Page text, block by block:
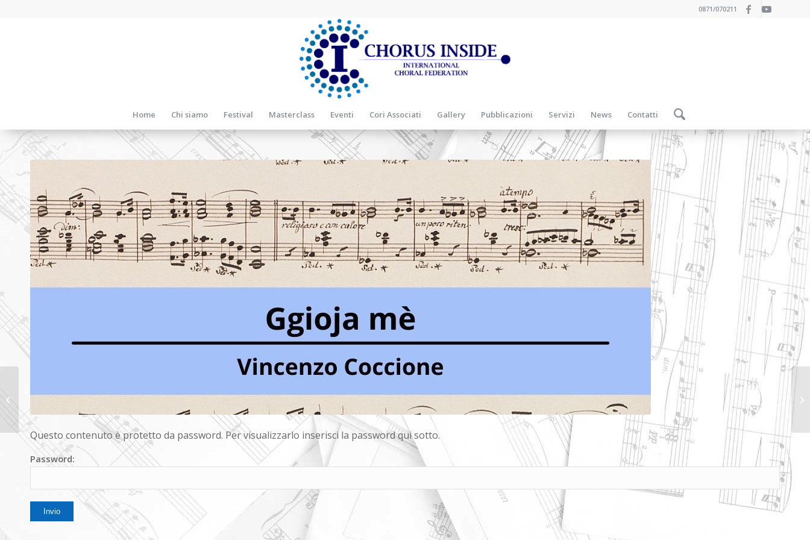
0871/070211
Home Chi siamo Festival Masterclass Eventi Cori Associati Gallery Pubblicazioni Servizi News Contatti
Questo contenuto è protetto da password. Per visualizzarlo inserisci la password qui sotto.
Password:
Jamme belle
Vincenzo Coccione